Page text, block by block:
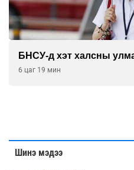
“DeepSeek”
дата төв
Шинэ мэдээ